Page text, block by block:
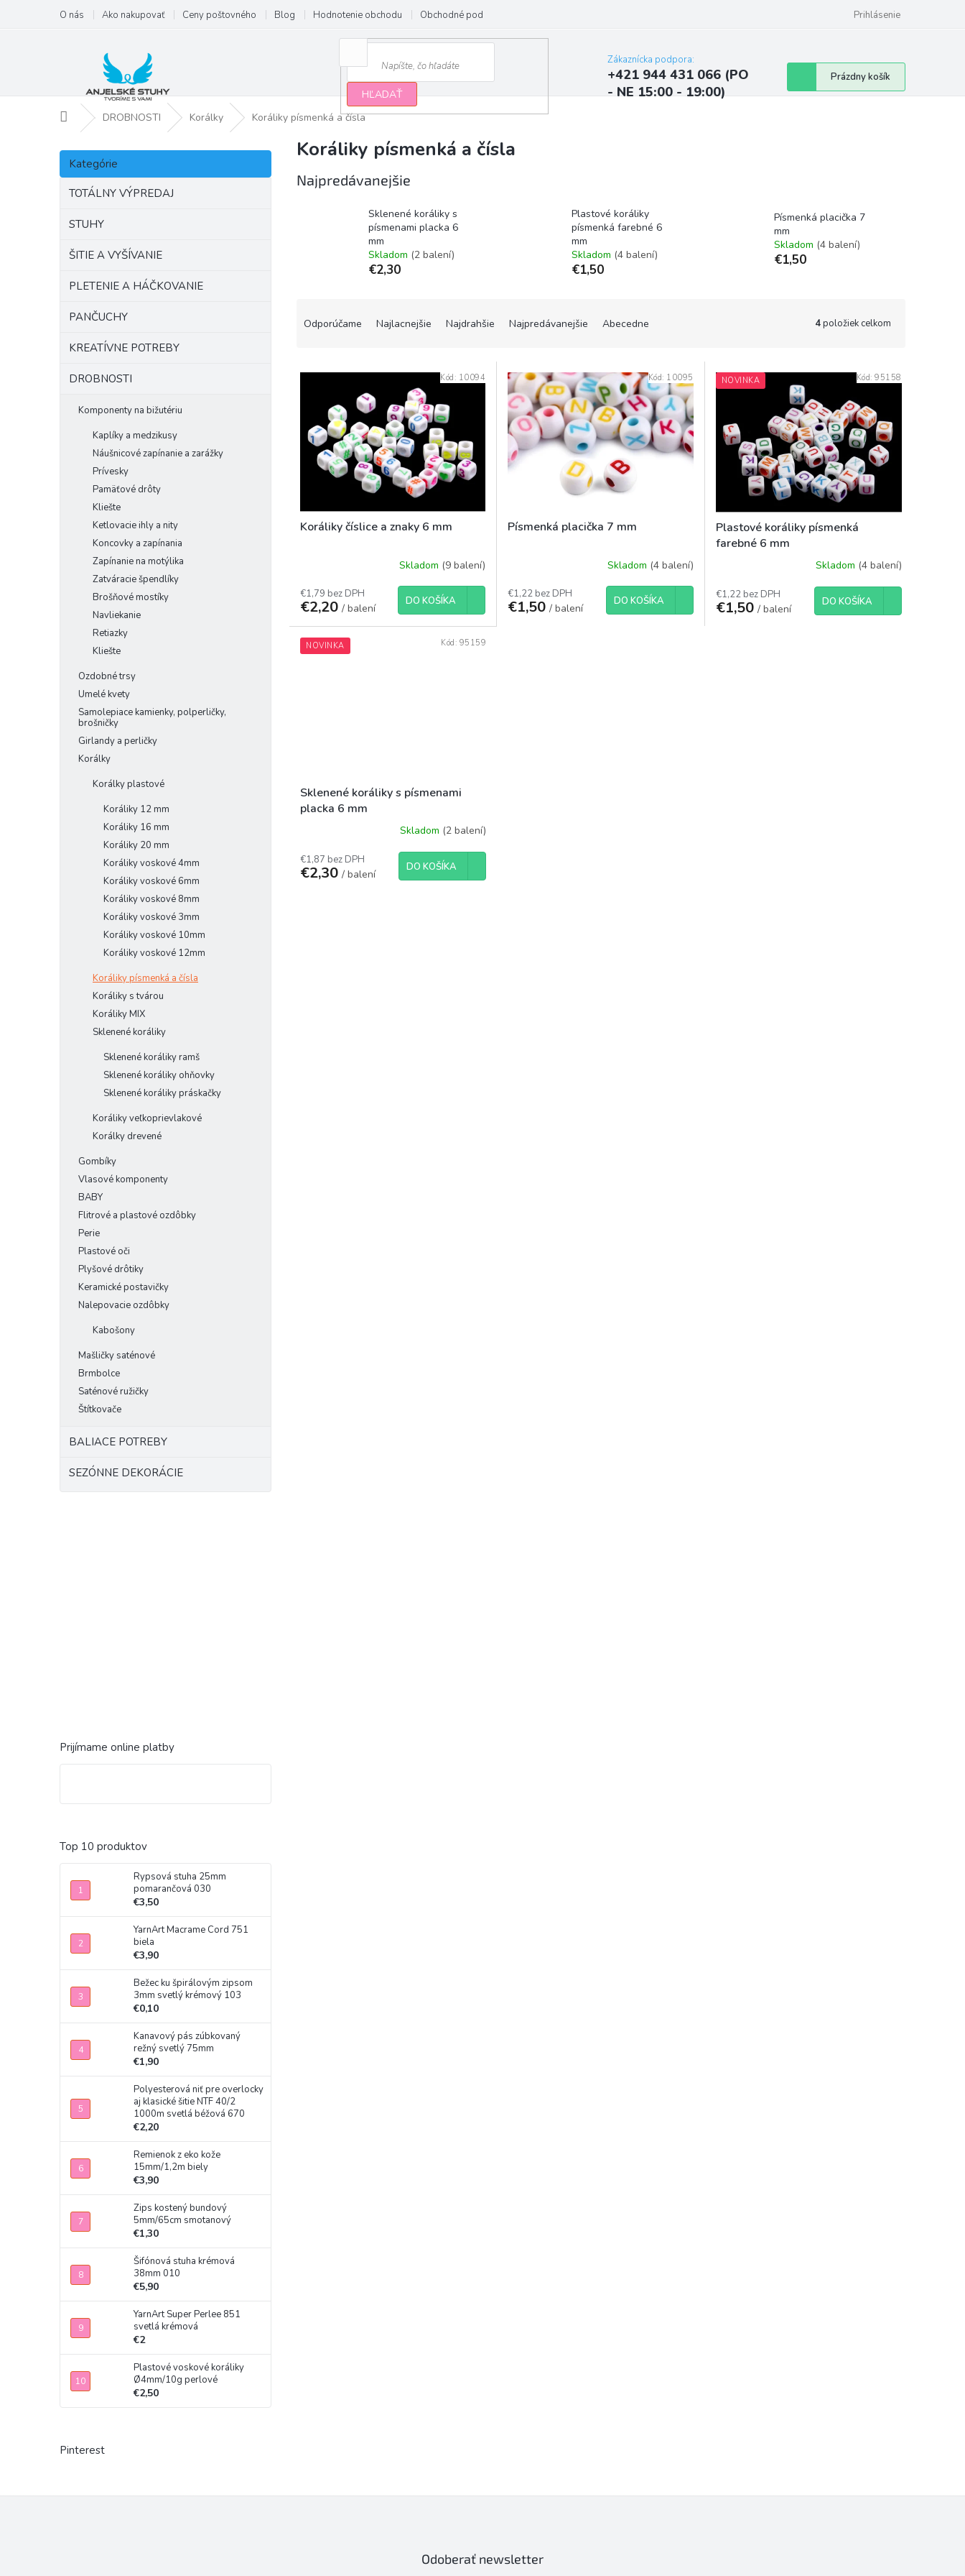
obsah
O nás Ako nakupovať Ceny poštovného Blog Hodnotenie obchodu Obchodné podmienky Najčastejšie otázky a odpovede
Prihlásenie
HĽADAŤ
Zákaznícka podpora:
+421 944 431 066 (PO
- NE 15:00 - 19:00)
Nákupný
košík
Prázdny košík
DomovDROBNOSTI Korálky Koráliky písmenká a čísla
B
č
Preskočiť
kategórie
Kategórie
TOTÁLNY VÝPREDAJ
STUHY
ŠITIE A VYŠÍVANIE
PLETENIE A HÁČKOVANIE
PANČUCHY
KREATÍVNE POTREBY
DROBNOSTI
Komponenty na bižutériu
Kaplíky a medzikusy
Náušnicové zapínanie a zarážky
Prívesky
Pamäťové drôty
Kliešte
Ketlovacie ihly a nity
Koncovky a zapínania
Zapínanie na motýlika
Zatváracie špendlíky
Brošňové mostíky
Navliekanie
Retiazky
Kliešte
Ozdobné trsy
Umelé kvety
Samolepiace kamienky, polperličky,
brošničky
Girlandy a perličky
Korálky
Korálky plastové
Koráliky 12 mm
Koráliky 16 mm
Koráliky 20 mm
Koráliky voskové 4mm
Koráliky voskové 6mm
Koráliky voskové 8mm
Koráliky voskové 3mm
Koráliky voskové 10mm
Koráliky voskové 12mm
Koráliky písmenká a čísla
Koráliky s tvárou
Koráliky MIX
Sklenené koráliky
Sklenené koráliky ramš
Sklenené koráliky ohňovky
Sklenené koráliky práskačky
Koráliky veľkoprievlakové
Korálky drevené
Gombíky
Vlasové komponenty
BABY
Flitrové a plastové ozdôbky
Perie
Plastové oči
Plyšové drôtiky
Keramické postavičky
Nalepovacie ozdôbky
Kabošony
Mašličky saténové
Brmbolce
Saténové ružičky
Štítkovače
BALIACE POTREBY
SEZÓNNE DEKORÁCIE
Prijímame online platby
Top 10 produktov
Rypsová stuha 25mm
pomarančová 030
€3,50
YarnArt Macrame Cord 751
biela
€3,90
Bežec ku špirálovým zipsom
3mm svetlý krémový 103
€0,10
Kanavový pás zúbkovaný
režný svetlý 75mm
€1,90
Polyesterová niť pre overlocky
aj klasické šitie NTF 40/2
1000m svetlá béžová 670
€2,20
Remienok z eko kože
15mm/1,2m biely
€3,90
Zips kostený bundový
5mm/65cm smotanový
€1,30
Šifónová stuha krémová
38mm 010
€5,90
YarnArt Super Perlee 851
svetlá krémová
€2
Plastové voskové koráliky
Ø4mm/10g perlové
€2,50
Pinterest
Koráliky písmenká a čísla
Najpredávanejšie
Sklenené koráliky s
písmenami placka 6
mm
Skladom (2 balení)
€2,30
Plastové koráliky
písmenká farebné 6
mm
Skladom (4 balení)
€1,50
Písmenká placička 7
mm
Skladom (4 balení)
€1,50
n
t
o
Odporúčame Najlacnejšie Najdrahšie Najpredávanejšie Abecedne 4položiek celkom
V
u
kKoráliky číslice a znaky 6 mm
Skladom (9 balení)
€1,79 bez DPH
€2,20 / balení
DO KOŠÍKA
Kód: 10094
Písmenká placička 7 mm
Skladom (4 balení)
€1,22 bez DPH
€1,50/ balení
DO KOŠÍKA
Kód: 10095 NOVINKA
Plastové koráliky písmenká
farebné 6 mm
Skladom (4 balení)
€1,22 bez DPH
€1,50 / balení
DO KOŠÍKA
Kód:95158
NOVINKA
Sklenené koráliky s písmenami
placka 6 mm
Skladom (2 balení)
€1,87 bez DPH
€2,30 / balení
DO KOŠÍKA
Kód: 95159
Odoberať newsletter